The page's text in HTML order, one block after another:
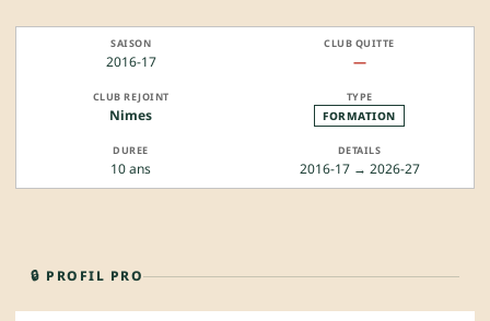
2016-17 —
Nimes FORMATION
10 ans 2016-17 → 2026-27
🔒 PROFIL PRO